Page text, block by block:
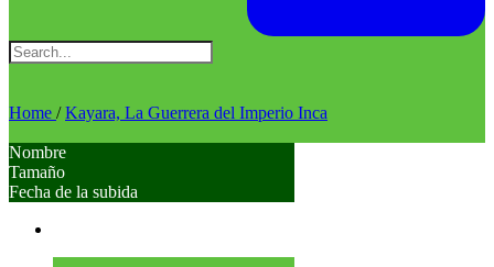
Home /Kayara, La Guerrera del Imperio Inca
Nombre
Tamaño
Fecha de la subida